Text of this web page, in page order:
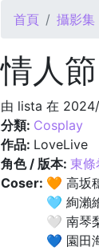
您在這
首頁 攝影集
情人
由 lista 在
分類: Cosplay
作品: LoveLive
角色 / 版本: 東條
Coser: 🧡 高坂
🩵 絢瀨
🤍 南琴
💙 園田